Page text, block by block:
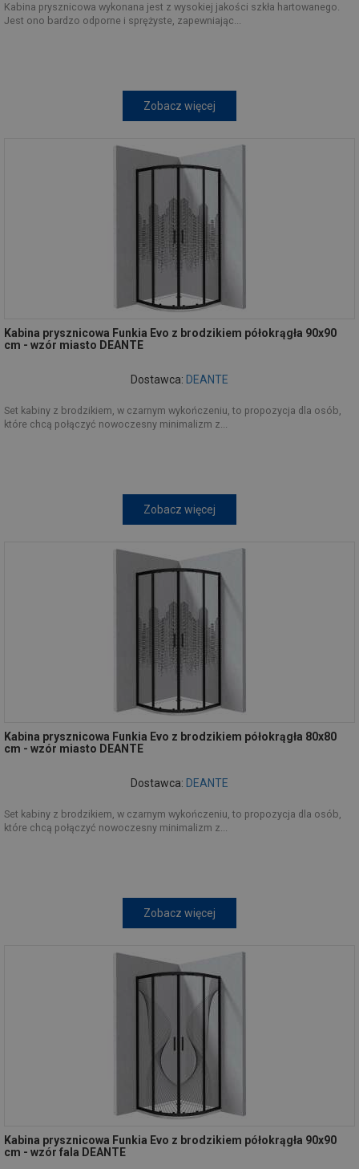
Kabina prysznicowa wykonana jest z wysokiej jakości szkła hartowanego.
Jest ono bardzo odporne i sprężyste, zapewniając...
Zobacz więcej
Kabina prysznicowa Funkia Evo z brodzikiem półokrągła 90x90
cm - wzór miasto DEANTE
Dostawca: DEANTE
Set kabiny z brodzikiem, w czarnym wykończeniu, to propozycja dla osób,
które chcą połączyć nowoczesny minimalizm z...
Zobacz więcej
Kabina prysznicowa Funkia Evo z brodzikiem półokrągła 80x80
cm - wzór miasto DEANTE
Dostawca: DEANTE
Set kabiny z brodzikiem, w czarnym wykończeniu, to propozycja dla osób,
które chcą połączyć nowoczesny minimalizm z...
Zobacz więcej
Kabina prysznicowa Funkia Evo z brodzikiem półokrągła 90x90
cm - wzór fala DEANTE